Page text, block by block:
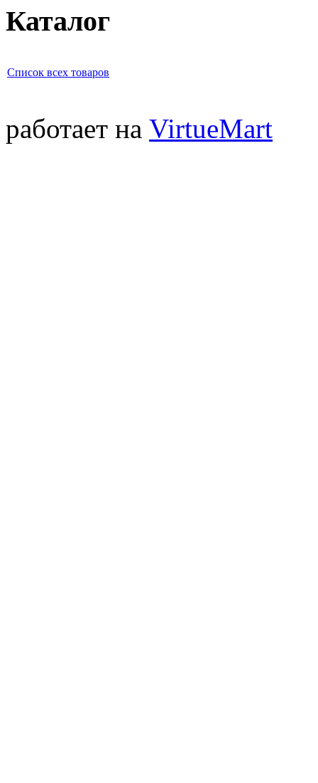
Каталог
Список всех товаров
работает на VirtueMart